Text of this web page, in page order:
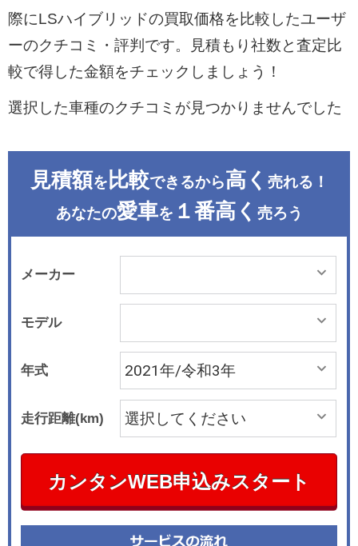
際にLSハイブリッドの買取価格を比較したユーザ
ーのクチコミ・評判です。見積もり社数と査定比
較で得した金額をチェックしましょう！
選択した車種のクチコミが見つかりませんでした
見積額を 比較できるから高く 売れる！
あなたの愛車を １番高く 売ろう
メーカー
モデル
年式
走行距離(km)
カンタンWEB申込みスタート